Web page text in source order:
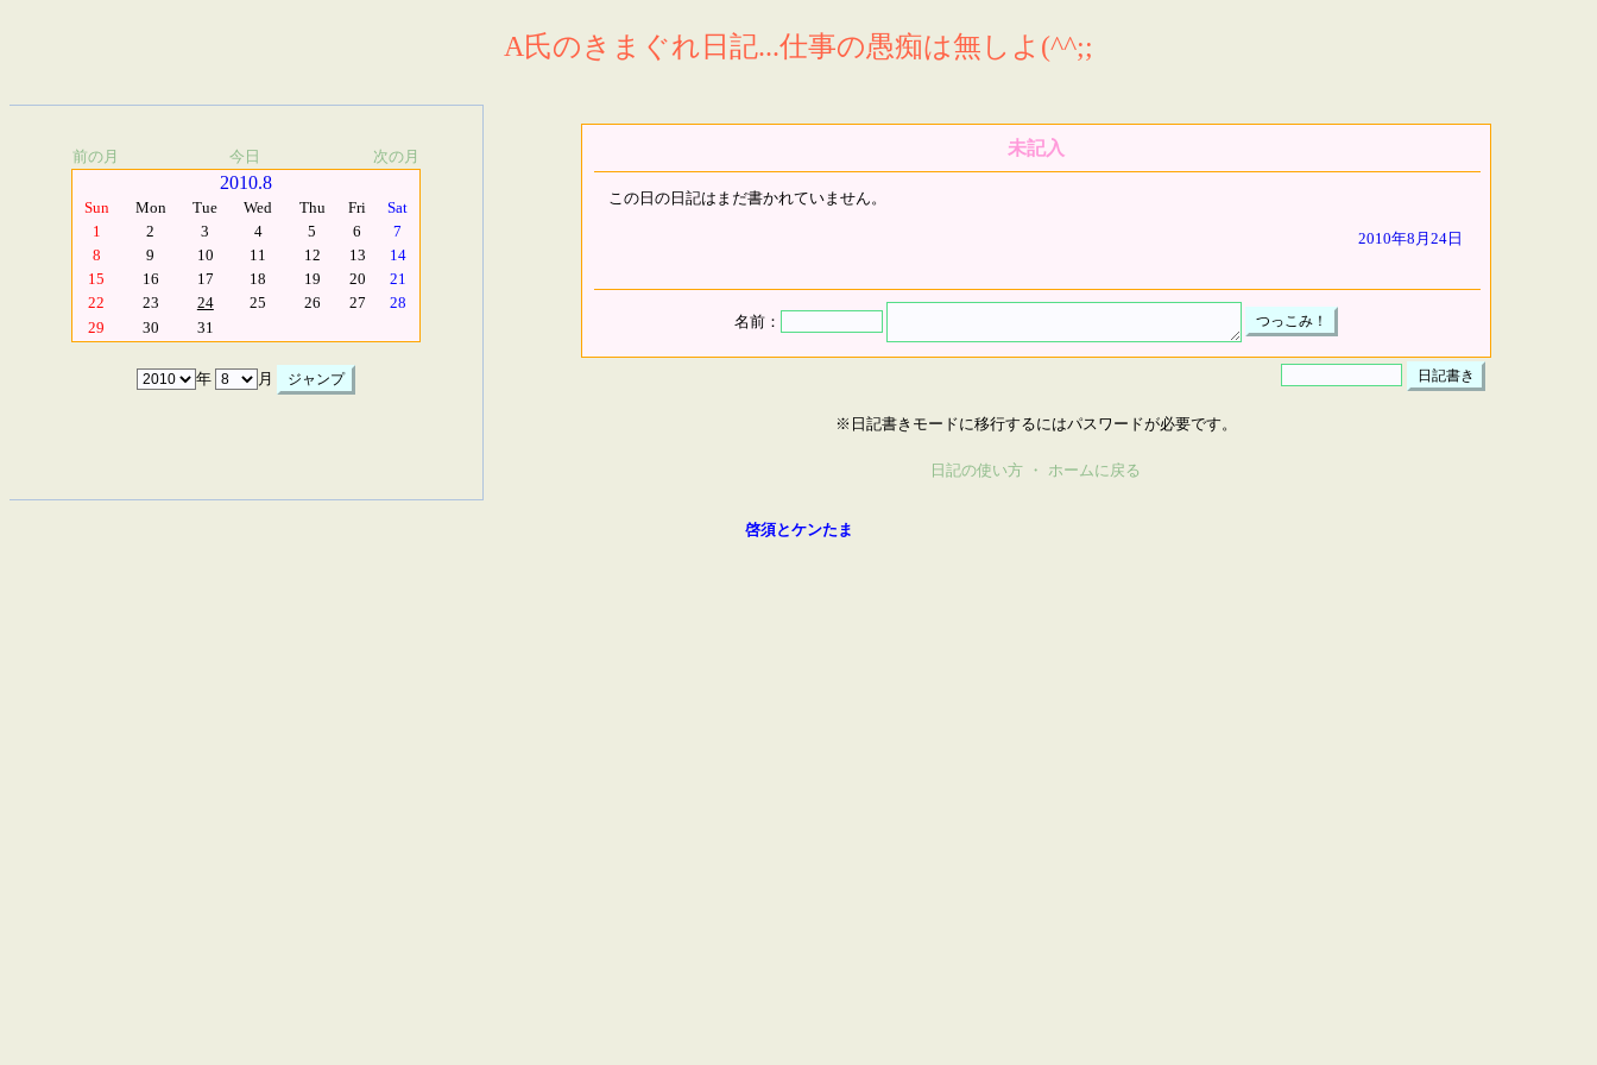
A氏のきまぐれ日記...仕事の愚痴は無しよ(^^;;
前の月 今日 次の月
2010.8
Sun Mon Tue Wed Thu Fri
Sat
1
2 3 4 5 6
7
8
9 10 11 12 13
14
15
16 17 18 19 20
21
22
23 24 25 26 27
28
29
30 31
年 月
未記入
この日の日記はまだ書かれていません。
2010年8月24日
名前：
※日記書きモードに移行するにはパスワードが必要です。
日記の使い方 ・ ホームに戻る
啓須とケンたま